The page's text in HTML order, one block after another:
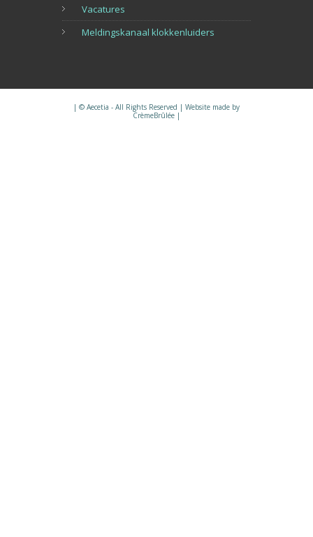
Vacatures
Meldingskanaal klokkenluiders
| © Aecetia - All Rights Reserved | Website made by
CrèmeBrûlée |